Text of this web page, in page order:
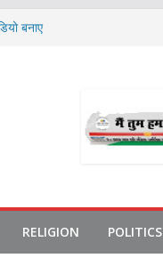
अल्टीमेटम
बनाए
चप्पल जड़े
गवर्नर
RELIGION POLITICS